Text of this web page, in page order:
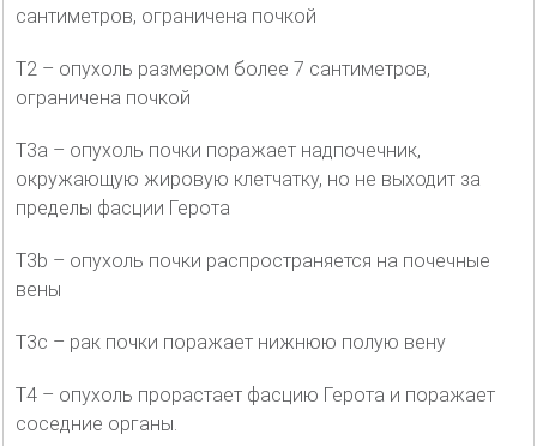
сантиметров, ограничена почкой
T2 – опухоль размером более 7 сантиметров,
ограничена почкой
T3a – опухоль почки поражает надпочечник,
окружающую жировую клетчатку, но не выходит за
пределы фасции Герота
T3b – опухоль почки распространяется на почечные
вены
T3c – рак почки поражает нижнюю полую вену
T4 – опухоль прорастает фасцию Герота и поражает
соседние органы.